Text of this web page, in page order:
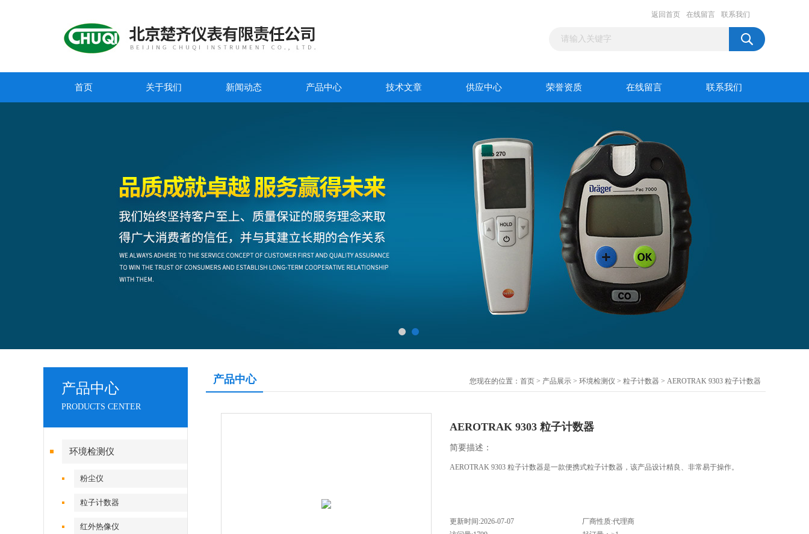
返回首页 在线留言 联系我们
首页 关于我们 新闻动态 产品中心 技术文章 供应中心 荣誉资质 在线留言 联系我们
产品中心
PRODUCTS CENTER
环境检测仪
粉尘仪
粒子计数器
红外热像仪
产品中心 您现在的位置： 首页 > 产品展示 > 环境检测仪 > 粒子计数器 > AEROTRAK 9303 粒子计数器
AEROTRAK 9303 粒子计数器
简要描述：
AEROTRAK 9303 粒子计数器是一款便携式粒子计数器，该产品设计精良、非常易于操作。
更新时间:2026-07-07
厂商性质:代理商